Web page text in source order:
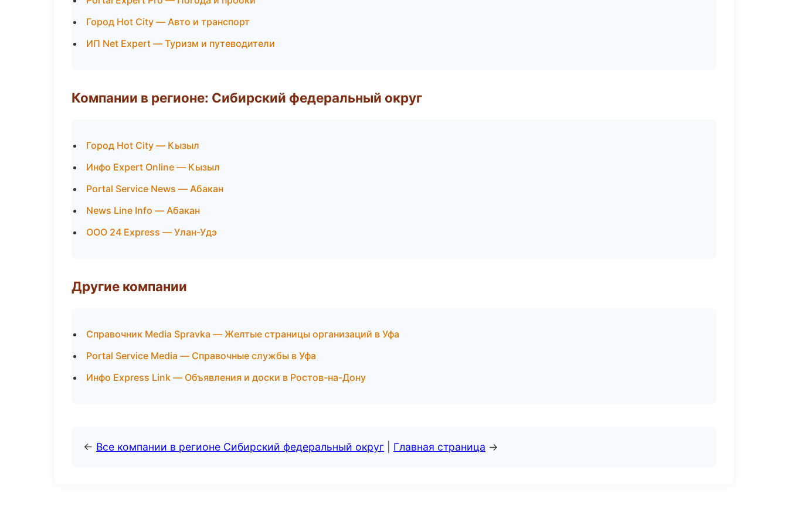
Город Hot City — Авто и транспорт
ИП Net Expert — Туризм и путеводители
Компании в регионе: Сибирский федеральный округ
Город Hot City — Кызыл
Инфо Expert Online — Кызыл
Portal Service News — Абакан
News Line Info — Абакан
ООО 24 Express — Улан-Удэ
Другие компании
Справочник Media Spravka — Желтые страницы организаций в Уфа
Portal Service Media — Справочные службы в Уфа
Инфо Express Link — Объявления и доски в Ростов-на-Дону
← Все компании в регионе Сибирский федеральный округ Главная страница →